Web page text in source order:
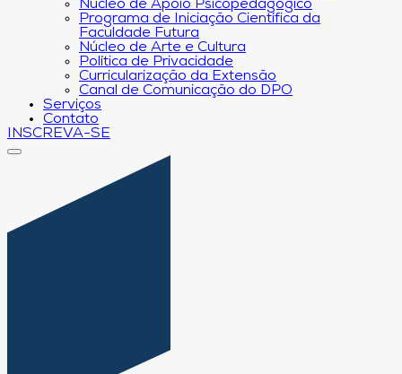
Núcleo de Apoio Psicopedagógico
Programa de Iniciação Científica da
Faculdade Futura
Núcleo de Arte e Cultura
Política de Privacidade
Curricularização da Extensão
Canal de Comunicação do DPO
Serviços
Contato
INSCREVA-SE